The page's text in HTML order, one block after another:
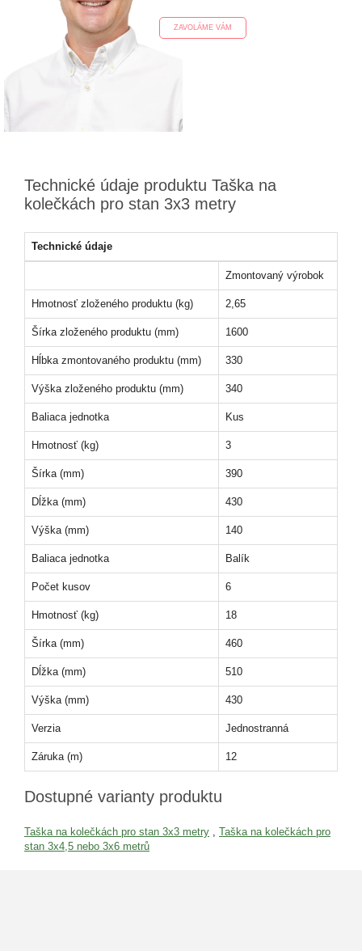
ZAVOLÁME VÁM
Technické údaje produktu Taška na
kolečkách pro stan 3x3 metry
Technické údaje
Zmontovaný výrobok
Hmotnosť zloženého produktu (kg) 2,65
Šírka zloženého produktu (mm) 1600
Hĺbka zmontovaného produktu (mm) 330
Výška zloženého produktu (mm) 340
Baliaca jednotka Kus
Hmotnosť (kg) 3
Šírka (mm) 390
Dĺžka (mm) 430
Výška (mm) 140
Baliaca jednotka Balík
Počet kusov 6
Hmotnosť (kg) 18
Šírka (mm) 460
Dĺžka (mm) 510
Výška (mm) 430
Verzia Jednostranná
Záruka (m) 12
Dostupné varianty produktu
Taška na kolečkách pro stan 3x3 metry
Taška na kolečkách pro
stan 3x4,5 nebo 3x6 metrů